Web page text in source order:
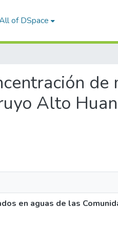
of DSpace
de
Alto
en aguas de las